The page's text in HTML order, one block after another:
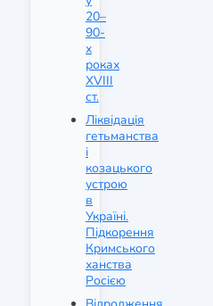
20–
90-
х
роках
XVIII
ст.
Ліквідація
гетьманства
і
козацького
устрою
в
Україні.
Підкорення
Кримського
ханства
Росією